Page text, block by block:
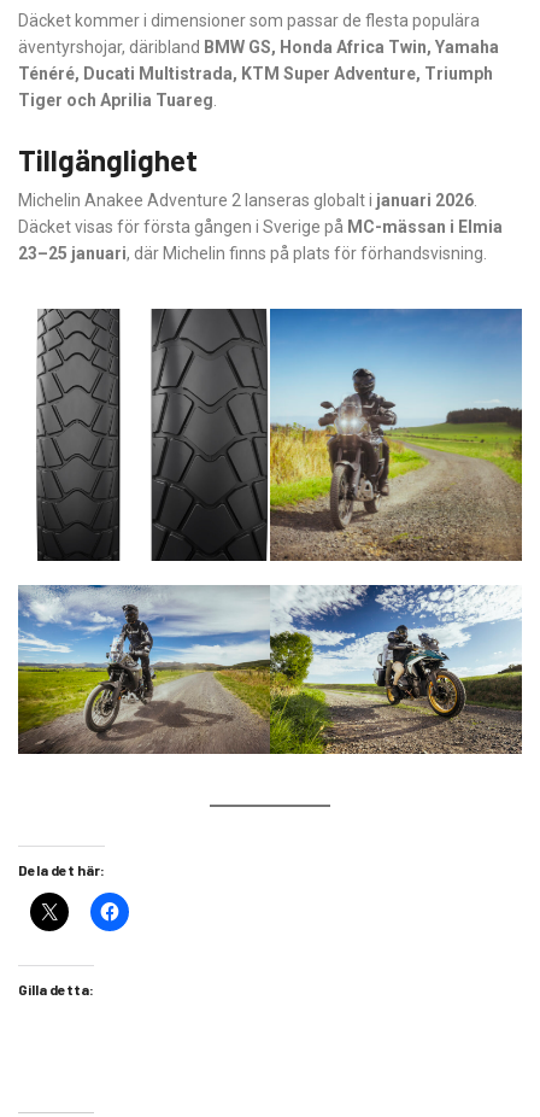
Däcket kommer i dimensioner som passar de flesta populära
äventyrshojar, däribland BMW GS, Honda Africa Twin, Yamaha
Ténéré, Ducati Multistrada, KTM Super Adventure, Triumph
Tiger och Aprilia Tuareg.
Tillgänglighet
Michelin Anakee Adventure 2 lanseras globalt i januari 2026.
Däcket visas för första gången i Sverige på MC-mässan i Elmia
23–25 januari, där Michelin finns på plats för förhandsvisning.
Dela det här:
Gilla detta: